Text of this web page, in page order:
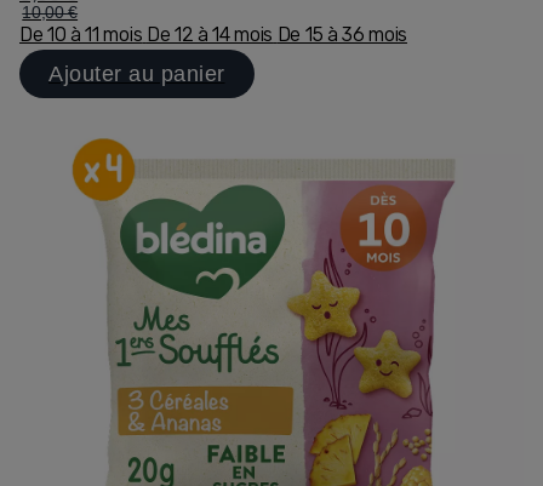
10,00 €
De 10 à 11 mois De 12 à 14 mois De 15 à 36 mois
Ajouter au panier